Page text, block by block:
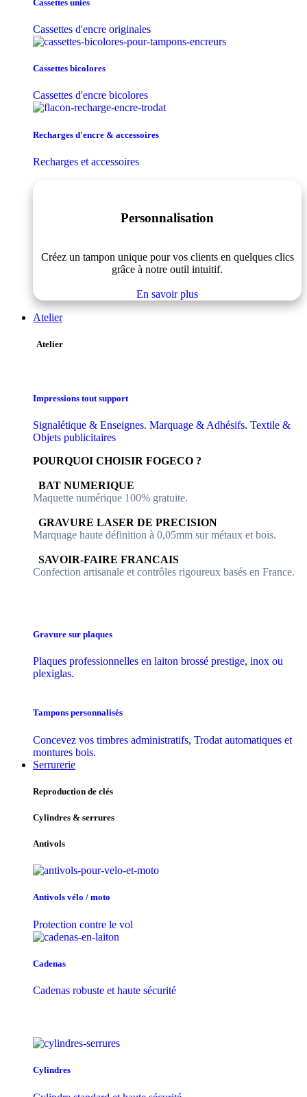
Cassettes unies
Cassettes d'encre originales
Cassettes bicolores
Cassettes d'encre bicolores
Recharges d'encre & accessoires
Recharges et accessoires
Personnalisation
Créez un tampon unique pour vos clients en quelques clics
grâce à notre outil intuitif.
En savoir plus
Atelier
Atelier
Impressions tout support
Signalétique & Enseignes. Marquage & Adhésifs. Textile &
Objets publicitaires
POURQUOI CHOISIR FOGECO ?
​​ BAT NUMERIQUE
Maquette numérique 100% ​gratuite.
​GRAVURE LASER DE PRECISION
Marquage haute définition à 0,05mm sur métaux et bois.
​SAVOIR-FAIRE FRANCAIS
Confection artisanale et contrôles ​rigoureux basés en France.
Gravure sur plaques
Plaques professionnelles en laiton brossé prestige, inox ou
plexiglas.
Tampons personnalisés
Concevez vos timbres administratifs, Trodat automatiques et
montures bois.
Serrurerie
Reproduction de clés
Cylindres & serrures
Antivols
Antivols vélo / moto
Protection contre le vol
Cadenas
Cadenas robuste et haute sécurité
Cylindres